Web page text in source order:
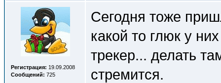
Регистрация: 19.09.2008
Сообщений: 725
Сегодня тоже
какой то глюк у
трекер... делать
стремится.